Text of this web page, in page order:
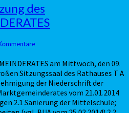
des
am Mittwoch, den 09.
Sitzungssaal des Rathauses T A
der Niederschrift der
vom 21.01.2014
2.1 Sanierung der Mittelschule;